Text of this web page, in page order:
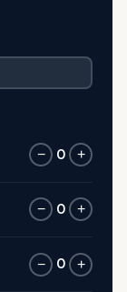
− 0 +
− 0 +
− 0 +